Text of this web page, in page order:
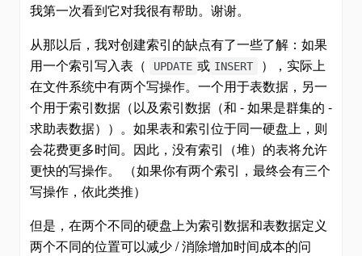
我第一次看到它对我很有帮助。谢谢。
从那以后，我对创建索引的缺点有了一些了解：如果
用一个索引写入表（
UPDATE 或 INSERT
），实际上
在文件系统中有两个写操作。一个用于表数据，另一
个用于索引数据（以及索引数据（和 - 如果是群集的 -
求助表数据））。如果表和索引位于同一硬盘上，则
会花费更多时间。因此，没有索引（堆）的表将允许
更快的写操作。 （如果你有两个索引，最终会有三个
写操作，依此类推）
但是，在两个不同的硬盘上为索引数据和表数据定义
两个不同的位置可以减少 / 消除增加时间成本的问